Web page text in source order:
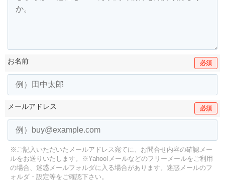
お名前 必須
メールアドレス 必須
※ご記入いただいたメールアドレス宛てに、お問合せ内容の確認メー
ルをお送りいたします。
※Yahoo!メールなどのフリーメールをご利用
の場合、迷惑メールフォルダに入る場合があります。 迷惑メールのフ
ォルダ・設定等をご確認下さい。